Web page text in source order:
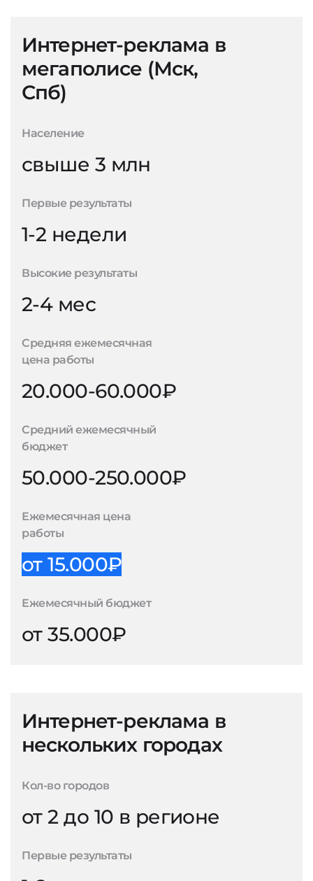
Интернет-реклама в
мегаполисе (Мск,
Спб)
Население
свыше 3 млн
Первые результаты
1-2 недели
Высокие результаты
2-4 мес
Средняя ежемесячная
цена работы
20.000-60.000₽
Средний ежемесячный
бюджет
50.000-250.000₽
Ежемесячная цена
работы
от 15.000₽
Ежемесячный бюджет
от 35.000₽
Интернет-реклама в
нескольких городах
Кол-во городов
от 2 до 10 в регионе
Первые результаты